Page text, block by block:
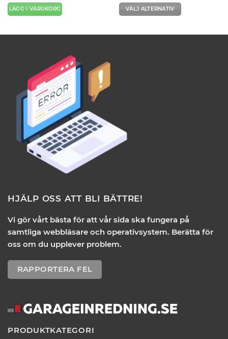
LÄGG I VARUKORG VÄLJ ALTERNATIV
på
produktsidan
HJÄLP OSS ATT BLI BÄTTRE!
Vi gör vårt bästa för att vår sida ska fungera på
samtliga webbläsare och operativsystem. Berätta för
oss om du upplever problem.
RAPPORTERA FEL
PRODUKTKATEGORI